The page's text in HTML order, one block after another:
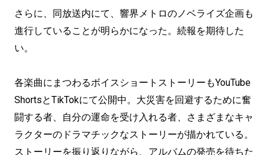
さらに、同放送内にて、響界メトロのノベライズ企画も
進行していることが明らかになった。続報を期待した
い。
各楽曲にまつわるボイスショートストーリーもYouTube
ShortsとTikTokにて公開中。大災害を回避するために奮
闘する者、自分の運命を受け入れる者、さまざまなキャ
ラクターのドラマチックなストーリーが描かれている。
ストーリーを振り返りながら、アルバムの発売を待ちた